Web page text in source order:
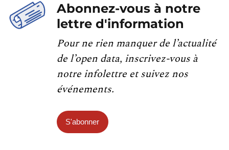
Abonnez-vous à notre
lettre d'information
Pour ne rien manquer de l’actualité
de l’open data, inscrivez-vous à
notre infolettre et suivez nos
événements.
S'abonner